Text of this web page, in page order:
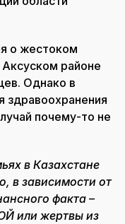
о жестоком
районе
Однако в
здравоохранения
почему-то не
в Казахстане
в зависимости от
факта –
или жертвы из